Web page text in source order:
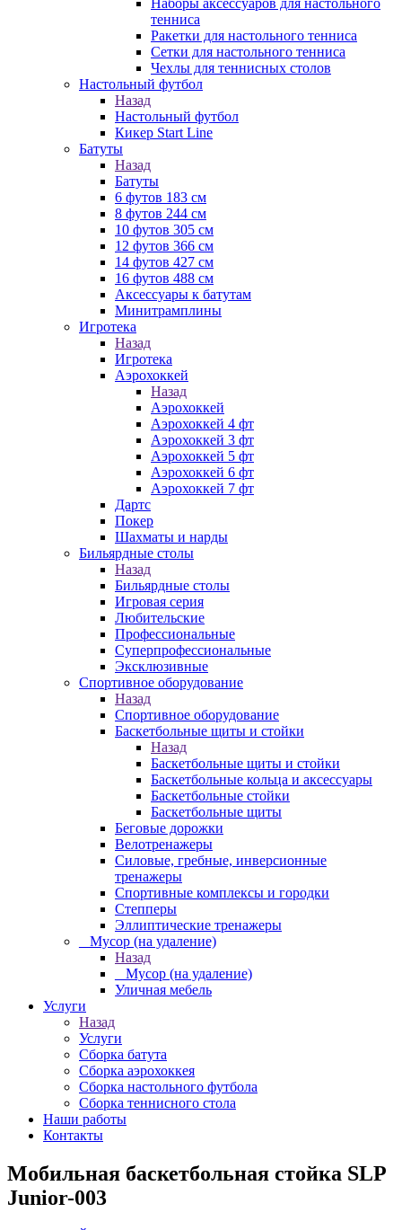
Наборы аксессуаров для настольного
тенниса
Ракетки для настольного тенниса
Сетки для настольного тенниса
Чехлы для теннисных столов
Настольный футбол
Назад
Настольный футбол
Кикер Start Line
Батуты
Назад
Батуты
6 футов 183 см
8 футов 244 см
10 футов 305 см
12 футов 366 см
14 футов 427 см
16 футов 488 см
Аксессуары к батутам
Минитрамплины
Игротека
Назад
Игротека
Аэрохоккей
Назад
Аэрохоккей
Аэрохоккей 4 фт
Аэрохоккей 3 фт
Аэрохоккей 5 фт
Аэрохоккей 6 фт
Аэрохоккей 7 фт
Дартс
Покер
Шахматы и нарды
Бильярдные столы
Назад
Бильярдные столы
Игровая серия
Любительские
Профессиональные
Суперпрофессиональные
Эксклюзивные
Спортивное оборудование
Назад
Спортивное оборудование
Баскетбольные щиты и стойки
Назад
Баскетбольные щиты и стойки
Баскетбольные кольца и аксессуары
Баскетбольные стойки
Баскетбольные щиты
Беговые дорожки
Велотренажеры
Силовые, гребные, инверсионные
тренажеры
Спортивные комплексы и городки
Степперы
Эллиптические тренажеры
_ Мусор (на удаление)
Назад
_ Мусор (на удаление)
Уличная мебель
Услуги
Назад
Услуги
Сборка батута
Сборка аэрохоккея
Сборка настольного футбола
Сборка теннисного стола
Наши работы
Контакты
Мобильная баскетбольная стойка SLP
Junior-003